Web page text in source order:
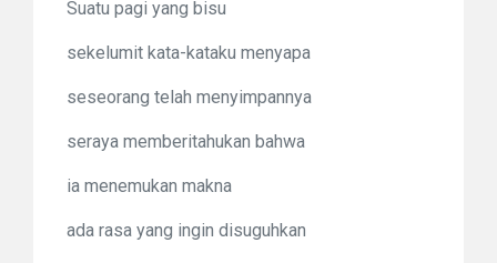
Suatu pagi yang bisu
sekelumit kata-kataku menyapa
seseorang telah menyimpannya
seraya memberitahukan bahwa
ia menemukan makna
ada rasa yang ingin disuguhkan